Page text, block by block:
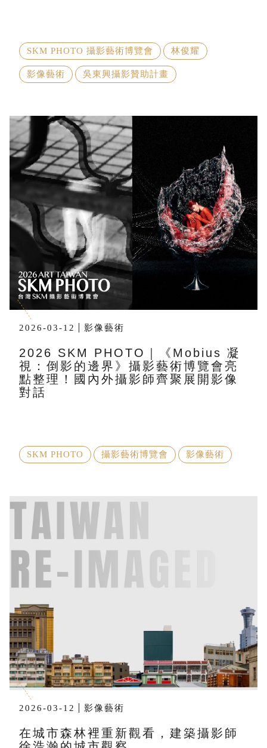
SKM PHOTO 攝影藝術博覽會 林俊耀
影像藝術 吳東興攝影贊助計畫
2026-03-12 影像藝術
2026 SKM PHOTO｜《Mobius 凝
視：倒影的邊界》攝影藝術博覽會亮
點整理！國內外攝影師齊聚展開影像
對話
SKM PHOTO 攝影藝術博覽會 影像藝術
2026-03-12 影像藝術
在城市森林裡重新觀看，建築攝影師